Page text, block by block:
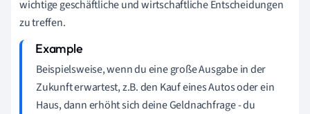
wichtige geschäftliche und wirtschaftliche Entscheidungen
zu treffen.
Beispielsweise, wenn du eine große Ausgabe in der
Zukunft erwartest, z.B. den Kauf eines Autos oder ein
Haus, dann erhöht sich deine Geldnachfrage - du